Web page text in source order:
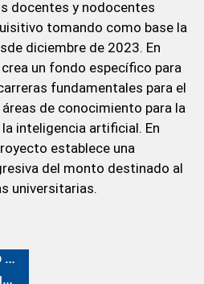
docentes y nodocentes
tomando como base la
diciembre de 2023. En
un fondo específico para
fundamentales para el
de conocimiento para la
inteligencia artificial. En
establece una
del monto destinado al
universitarias.
LEY DE FINANCIAMIENTO UNIVERSITARIO
FRENTE SINDICAL DE UNIVERSIDADES NACIONALES